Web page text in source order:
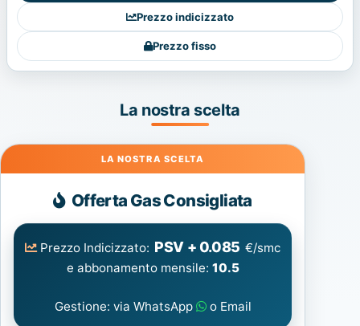
Prezzo indicizzato
Prezzo fisso
La nostra scelta
Gas
Offerta Gas Consigliata
Prezzo Indicizzato: PSV + 0.085 €/smc
e abbonamento mensile: 10.5
Gestione: via WhatsApp o Email